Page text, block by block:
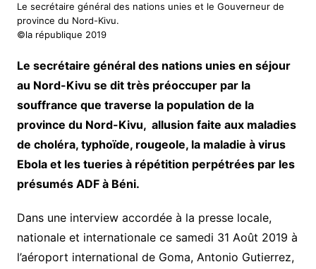
Le secrétaire général des nations unies et le Gouverneur de
province du Nord-Kivu.
©la république 2019
Le secrétaire général des nations unies en séjour
au Nord-Kivu se dit très préoccuper par la
souffrance que traverse la population de la
province du Nord-Kivu, allusion faite aux maladies
de choléra, typhoïde, rougeole, la maladie à virus
Ebola et les tueries à répétition perpétrées par les
présumés ADF à Béni.
Dans une interview accordée à la presse locale,
nationale et internationale ce samedi 31 Août 2019 à
l’aéroport international de Goma, Antonio Gutierrez,